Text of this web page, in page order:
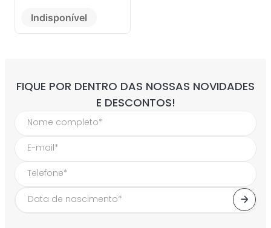
Indisponível
FIQUE POR DENTRO DAS NOSSAS NOVIDADES
E DESCONTOS!